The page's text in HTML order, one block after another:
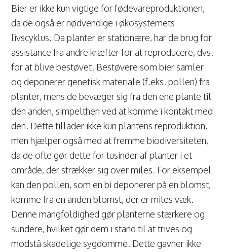
Bier er ikke kun vigtige for fødevareproduktionen,
da de også er nødvendige i økosystemets
livscyklus. Da planter er stationære, har de brug for
assistance fra andre kræfter for at reproducere, dvs.
for at blive bestøvet. Bestøvere som bier samler
og deponerer genetisk materiale (f.eks. pollen) fra
planter, mens de bevæger sig fra den ene plante til
den anden, simpelthen ved at komme i kontakt med
den. Dette tillader ikke kun plantens reproduktion,
men hjælper også med at fremme biodiversiteten,
da de ofte gør dette for tusinder af planter i et
område, der strækker sig over miles. For eksempel
kan den pollen, som en bi deponerer på en blomst,
komme fra en anden blomst, der er miles væk.
Denne mangfoldighed gør planterne stærkere og
sundere, hvilket gør dem i stand til at trives og
modstå skadelige sygdomme. Dette gavner ikke